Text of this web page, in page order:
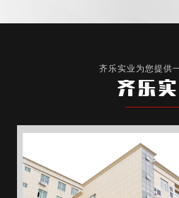
齐乐实业为您提供
齐乐